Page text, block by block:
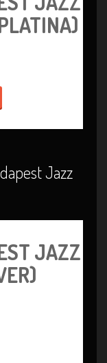
Jazz
JAZZ